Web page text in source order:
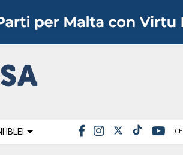
IBLEI